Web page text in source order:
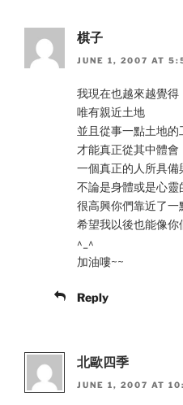
棋子
JUNE 1, 2007 AT
我現在也越來越覺得
唯有親近土地
並且從事一點土地的
才能真正從其中體會
一個真正的人所具備
不論是身體或是心靈
很高興你們靠近了一
希望我以後也能像你
^_^
加油嘍~~
Reply
北歐四季
JUNE 1, 2007 AT